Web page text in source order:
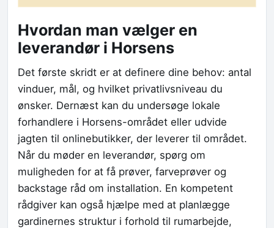
Hvordan man vælger en
leverandør i Horsens
Det første skridt er at definere dine behov: antal
vinduer, mål, og hvilket privatlivsniveau du
ønsker. Dernæst kan du undersøge lokale
forhandlere i Horsens-området eller udvide
jagten til onlinebutikker, der leverer til området.
Når du møder en leverandør, spørg om
muligheden for at få prøver, farveprøver og
backstage råd om installation. En kompetent
rådgiver kan også hjælpe med at planlægge
gardinernes struktur i forhold til rumarbejde,